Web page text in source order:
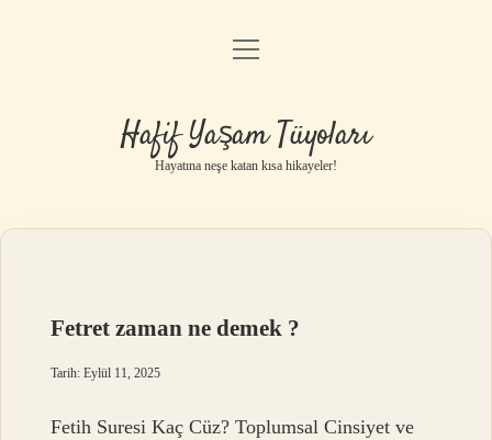
Anasayfa
Yasal Uyarı
menüyü
Hafif Yaşam Tüyoları
Hayatına neşe katan kısa hikayeler!
Fetret zaman ne demek ?
Tarih: Eylül 11, 2025
Fetih Suresi Kaç Cüz? Toplumsal Cinsiyet ve